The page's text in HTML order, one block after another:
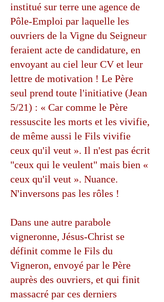
institué sur terre une agence de
Pôle-Emploi par laquelle les
ouvriers de la Vigne du Seigneur
feraient acte de candidature, en
envoyant au ciel leur CV et leur
lettre de motivation ! Le Père
seul prend toute l'initiative (Jean
5/21) : « Car comme le Père
ressuscite les morts et les vivifie,
de même aussi le Fils vivifie
ceux qu'il veut ». Il n'est pas écrit
"ceux qui le veulent" mais bien «
ceux qu'il veut ». Nuance.
N'inversons pas les rôles !
Dans une autre parabole
vigneronne, Jésus-Christ se
définit comme le Fils du
Vigneron, envoyé par le Père
auprès des ouvriers, et qui finit
massacré par ces derniers